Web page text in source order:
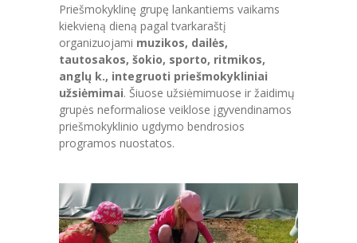
Priešmokyklinę grupę lankantiems vaikams
kiekvieną dieną pagal tvarkaraštį
organizuojami muzikos, dailės,
tautosakos, šokio, sporto, ritmikos,
anglų k., integruoti priešmokykliniai
užsiėmimai. Šiuose užsiėmimuose ir žaidimų
grupės neformaliose veiklose įgyvendinamos
priešmokyklinio ugdymo bendrosios
programos nuostatos.